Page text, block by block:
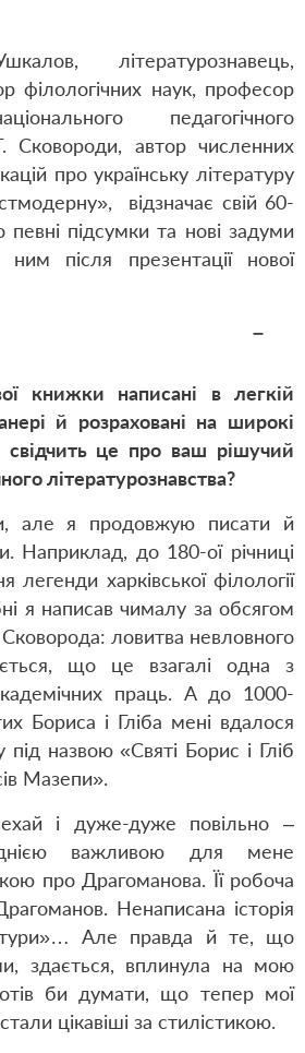
літературознавець,
філологічних наук, професор
педагогічного
Сковороди, автор численних
про українську літературу
відзначає свій 60-
певні підсумки та нові задуми
після презентації нової
–
книжки написані в легкій
й розраховані на широкі
свідчить це про ваш рішучий
літературознавства?
але я продовжую писати й
Наприклад, до 180-ої річниці
харківської філології
я написав чималу за обсягом
ловитва невловного
що це взагалі одна з
праць. А до 1000-
Бориса і Гліба мені вдалося
під назвою «Святі Борис і Гліб
Мазепи».
і дуже-дуже повільно –
важливою для мене
про Драгоманова. Її робоча
Ненаписана історія
Але правда й те, що
здається, вплинула на мою
би думати, що тепер мої
цікавіші за стилістикою.